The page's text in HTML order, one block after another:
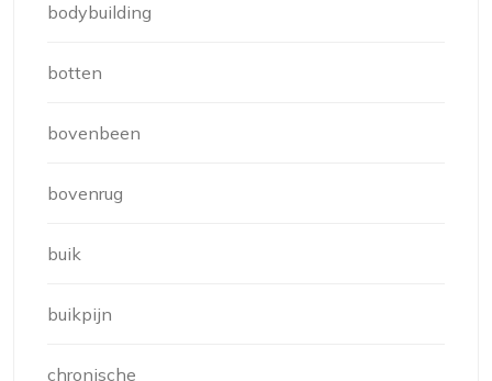
bodybuilding
botten
bovenbeen
bovenrug
buik
buikpijn
chronische